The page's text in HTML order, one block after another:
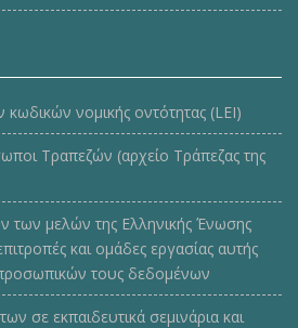
νομικής οντότητας (LEI)
Τραπεζών (αρχείο Τράπεζας της
μελών της Ελληνικής Ένωσης
και ομάδες εργασίας αυτής
τους δεδομένων
σε εκπαιδευτικά σεμινάρια και